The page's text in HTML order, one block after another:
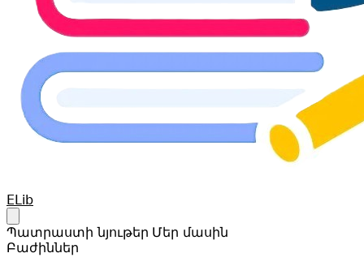
Your Company
ELib
Պատրաստի նյութեր Մեր մասին
Բաժիններ